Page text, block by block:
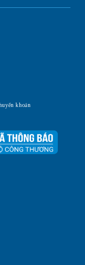
khoản